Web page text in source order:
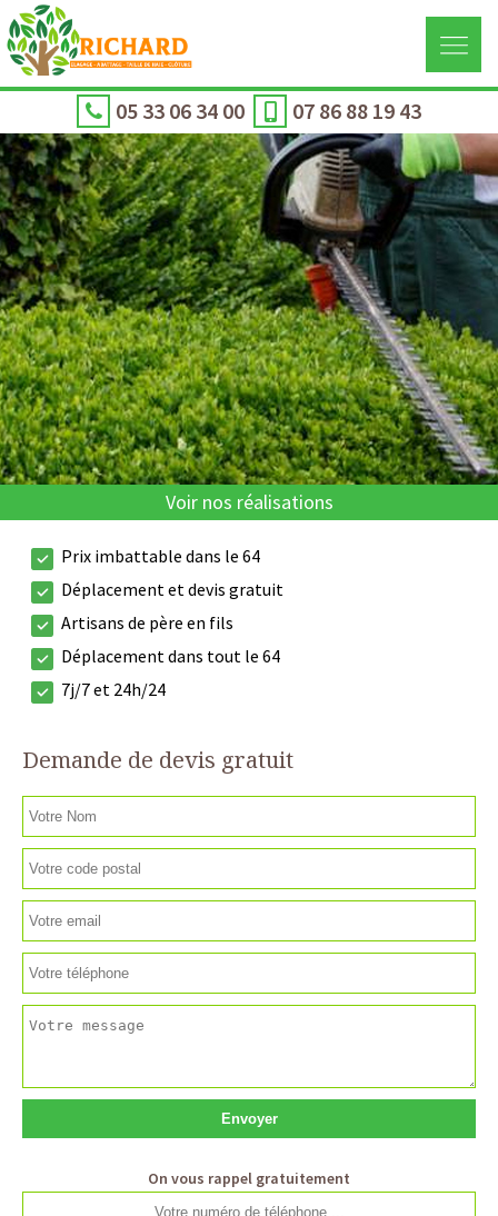
05 33 06 34 00 07 86 88 19 43
Voir nos réalisations
Prix imbattable dans le 64
Déplacement et devis gratuit
Artisans de père en fils
Déplacement dans tout le 64
7j/7 et 24h/24
Demande de devis gratuit
On vous rappel gratuitement